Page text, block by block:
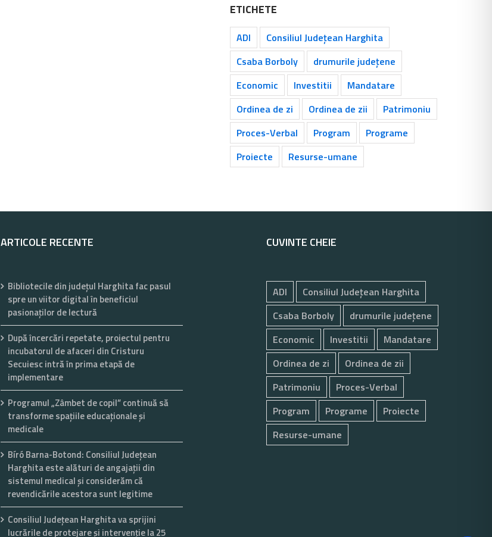
ETICHETE
ADI
Consiliul Județean Harghita
Csaba Borboly
drumurile județene
Economic
Investitii
Mandatare
Ordinea de zi
Ordinea de zii
Patrimoniu
Proces-Verbal
Program
Programe
Proiecte
Resurse-umane
ARTICOLE RECENTE
Bibliotecile din județul Harghita fac pasul
spre un viitor digital în beneficiul
pasionaților de lectură
După încercări repetate, proiectul pentru
incubatorul de afaceri din Cristuru
Secuiesc intră în prima etapă de
implementare
Programul „Zâmbet de copil” continuă să
transforme spațiile educaționale și
medicale
Bíró Barna-Botond: Consiliul Județean
Harghita este alături de angajații din
sistemul medical și considerăm că
revendicările acestora sunt legitime
Consiliul Județean Harghita va sprijini
lucrările de protejare și intervenție la 25
CUVINTE CHEIE
ADI
Consiliul Județean Harghita
Csaba Borboly
drumurile județene
Economic
Investitii
Mandatare
Ordinea de zi
Ordinea de zii
Patrimoniu
Proces-Verbal
Program
Programe
Proiecte
Resurse-umane